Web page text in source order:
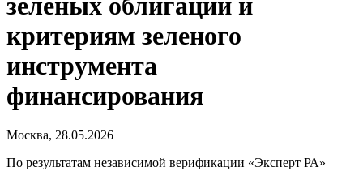
критериям зеленого
инструмента
финансирования
Москва, 28.05.2026
По результатам независимой верификации «Эксперт РА»